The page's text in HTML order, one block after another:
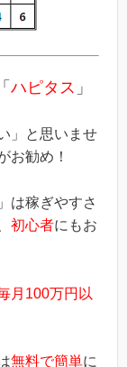
ハピタス 」
」と思いませ
お勧め！
」は稼ぎやすさ
初心者にもお
月100万円以
無料で簡単に